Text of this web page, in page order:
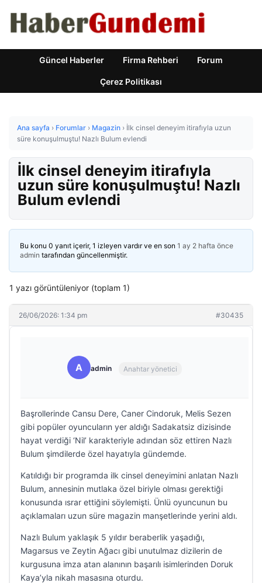
Güncel Haberler Firma Rehberi Forum
Çerez Politikası
Ana sayfa › Forumlar › Magazin › İlk cinsel deneyim itirafıyla uzun
süre konuşulmuştu! Nazlı Bulum evlendi
İlk cinsel deneyim itirafıyla
uzun süre konuşulmuştu! Nazlı
Bulum evlendi
Bu konu 0 yanıt içerir, 1 izleyen vardır ve en son 1 ay 2 hafta önce
admin tarafından güncellenmiştir.
1 yazı görüntüleniyor (toplam 1)
26/06/2026: 1:34 pm #30435
A admin Anahtar yönetici
Başrollerinde Cansu Dere, Caner Cindoruk, Melis Sezen
gibi popüler oyuncuların yer aldığı Sadakatsiz dizisinde
hayat verdiği ‘Nil’ karakteriyle adından söz ettiren Nazlı
Bulum şimdilerde özel hayatıyla gündemde.
Katıldığı bir programda ilk cinsel deneyimini anlatan Nazlı
Bulum, annesinin mutlaka özel biriyle olması gerektiği
konusunda ısrar ettiğini söylemişti. Ünlü oyuncunun bu
açıklamaları uzun süre magazin manşetlerinde yerini aldı.
Nazlı Bulum yaklaşık 5 yıldır beraberlik yaşadığı,
Magarsus ve Zeytin Ağacı gibi unutulmaz dizilerin de
kurgusuna imza atan alanının başarılı isimlerinden Doruk
Kaya’yla nikah masasına oturdu.